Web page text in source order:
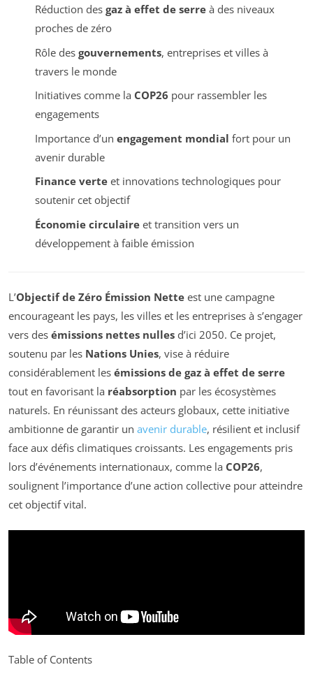
Réduction des gaz à effet de serreà des niveaux
proches de zéro
Rôle des gouvernements, entreprises et villes à
travers le monde
Initiatives comme la COP26 pour rassembler les
engagements
Importance d’un engagement mondial fort pour un
avenir durable
Finance verteet innovations technologiques pour
soutenir cet objectif
Économie circulaireet transition vers un
développement à faible émission
L’Objectif de Zéro Émission Nette est une campagne
encourageant les pays, les villes et les entreprises à s’engager
vers des émissions nettes nulles d’ici 2050. Ce projet,
soutenu par les Nations Unies, vise à réduire
considérablement les émissions de gaz à effet de serre
tout en favorisant la réabsorption par les écosystèmes
naturels. En réunissant des acteurs globaux, cette initiative
ambitionne de garantir un avenir durable, résilient et inclusif
face aux défis climatiques croissants. Les engagements pris
lors d’événements internationaux, comme la COP26,
soulignent l’importance d’une action collective pour atteindre
cet objectif vital.
Table of Contents